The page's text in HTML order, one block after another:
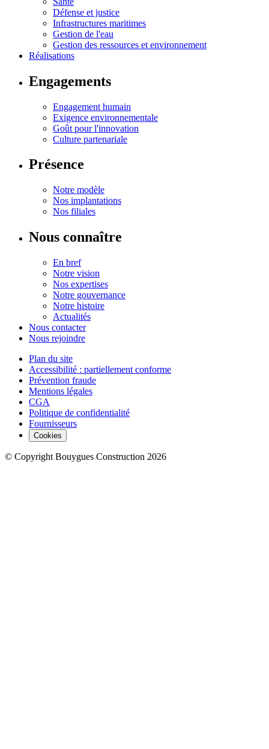
Défense et justice
Infrastructures maritimes
Gestion de l'eau
Gestion des ressources et environnement
Réalisations
Engagements
Engagement humain
Exigence environnementale
Goût pour l'innovation
Culture partenariale
Présence
Notre modèle
Nos implantations
Nos filiales
Nous connaître
En bref
Notre vision
Nos expertises
Notre gouvernance
Notre histoire
Actualités
Nous contacter
Nous rejoindre
Plan du site
Accessibilité : partiellement conforme
Prévention fraude
Mentions légales
CGA
Politique de confidentialité
Fournisseurs
Cookies
© Copyright Bouygues Construction 2026